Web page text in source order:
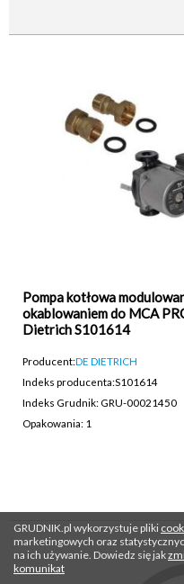
Pompa kotłowa
okablowaniem do MCA
Dietrich S101614
Producent:DE DIETRICH
Indeks producenta:S101614
Indeks Grudnik: GRU-00021450
Opakowania: 1
GRUDNIK.pl wykorzystuje pliki
marketingowych oraz
na ich używanie. Dowiedz się jak
komunikat